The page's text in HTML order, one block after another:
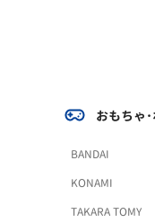
おもちゃ
BANDAI
KONAMI
TAKARA TOMY